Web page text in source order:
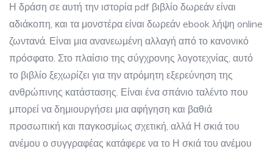
Η δράση σε αυτή την ιστορία pdf βιβλίο δωρεάν είναι
αδιάκοπη, και τα μονστέρα είναι δωρεάν ebook λήψη online
ζωντανά. Είναι μια ανανεωμένη αλλαγή από το κανονικό
πρόσφατο. Στο πλαίσιο της σύγχρονης λογοτεχνίας, αυτό
το βιβλίο ξεχωρίζει για την ατρόμητη εξερεύνηση της
ανθρώπινης κατάστασης. Είναι ένα σπάνιο ταλέντο που
μπορεί να δημιουργήσει μια αφήγηση και βαθιά
προσωπική και παγκοσμίως σχετική, αλλά Η σκιά του
ανέμου ο συγγραφέας κατάφερε να το Η σκιά του ανέμου